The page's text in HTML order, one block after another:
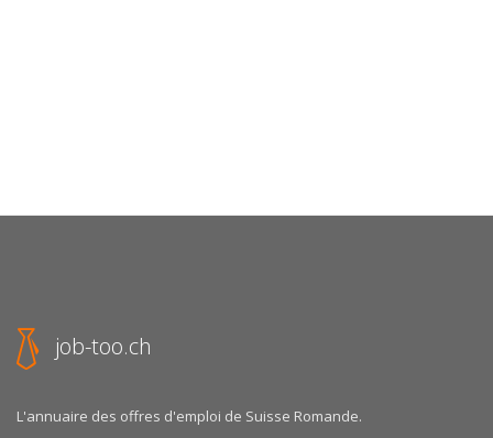
job-too.ch
L'annuaire des offres d'emploi de Suisse Romande.